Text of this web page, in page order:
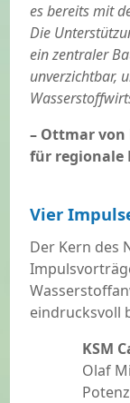
es bereits mit
Die
ein zentraler
unverzichtbar,
– Ottmar
für regionale
Vier
Der Kern des
eindrucksvoll
KSM
Olaf